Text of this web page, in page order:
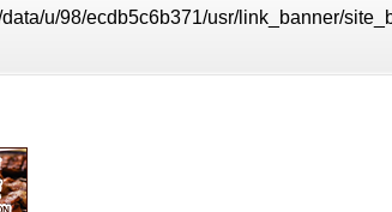
u/98/ecdb5c6b371/usr/link_banner/